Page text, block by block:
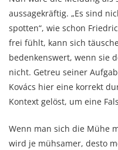
aussagekräftig. „Es sind
spotten“, wie schon
frei fühlt, kann sich
bedenkenswert, wenn sie
nicht. Getreu seiner
Kovács hier eine korrekt
Kontext gelöst, um eine
Wenn man sich die Mühe
wird je mühsamer, desto